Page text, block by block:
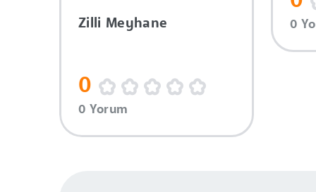
Zilli Meyhane
0
0 Yorum
0